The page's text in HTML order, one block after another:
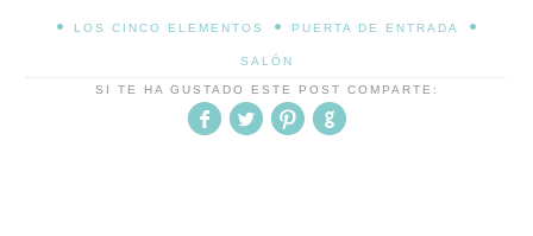
• LOS CINCO ELEMENTOS • PUERTA DE ENTRADA •
SALÓN
SI TE HA GUSTADO ESTE POST COMPARTE: